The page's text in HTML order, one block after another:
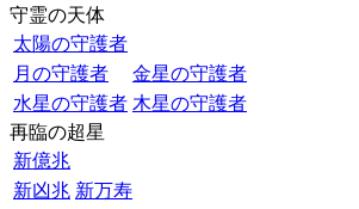
守霊の天体
太陽の守護者
月の守護者
金星の守護者
水星の守護者 木星の守護者
再臨の超星
新億兆
新凶兆 新万寿